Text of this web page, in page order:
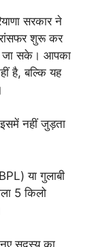
सरकार ने
शुरू कर
जा सके। आपका
है, बल्कि यह
नहीं जुड़ता
या गुलाबी
5 किलो